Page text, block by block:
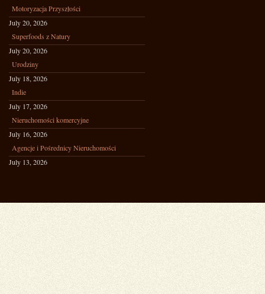
Motoryzacja Przyszłości
July 20, 2026
Superfoods z Natury
July 20, 2026
Urodziny
July 18, 2026
Indie
July 17, 2026
Nieruchomości komercyjne
July 16, 2026
Agencje i Pośrednicy Nieruchomości
July 13, 2026